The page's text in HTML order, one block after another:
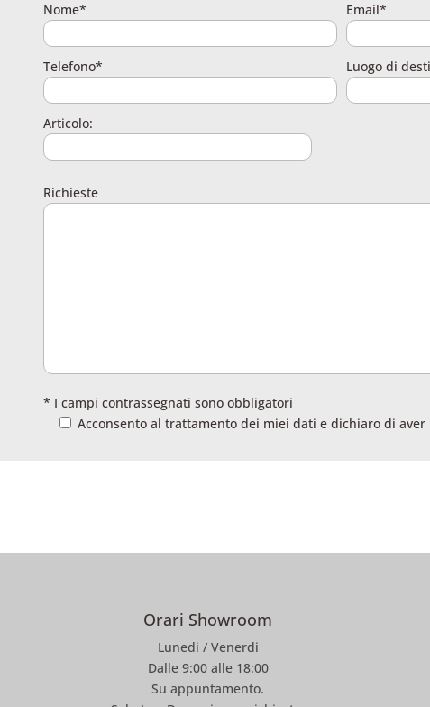
Nome* Email*
Telefono* Luogo di
Articolo:
Richieste
* I campi contrassegnati sono obbligatori
Acconsento al trattamento dei miei dati e dichiaro di aver
Orari Showroom
Lunedi / Venerdi
Dalle 9:00 alle 18:00
Su appuntamento.